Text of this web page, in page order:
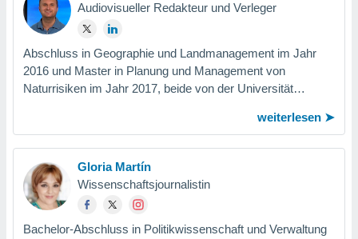
Projekt beteiligt
Audiovisueller Redakteur und Verleger
Abschluss in Geographie und Landmanagement im Jahr
2016 und Master in Planung und Management von
Naturrisiken im Jahr 2017, beide von der Universität
weiterlesen
Gloria Martín
Wissenschaftsjournalistin
Bachelor-Abschluss in Politikwissenschaft und Verwaltung